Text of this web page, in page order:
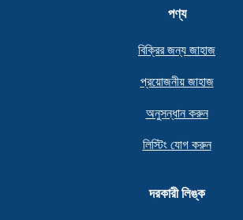
পণ্য
বিক্রির জন্য জাহাজ
প্রয়োজনীয় জাহাজ
অনুসন্ধান করুন
লিস্টিং যোগ করুন
দরকারী লিঙ্ক